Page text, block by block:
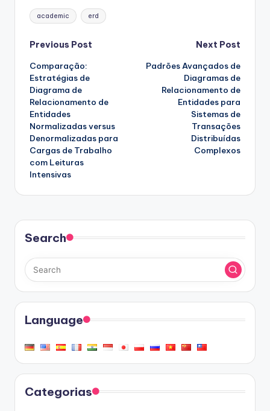
Tags:
academic erd
Post
navigation
Previous Post
Comparação:
Estratégias de
Diagrama de
Relacionamento de
Entidades
Normalizadas versus
Denormalizadas para
Cargas de Trabalho
com Leituras
Intensivas
Next Post
Padrões Avançados de
Diagramas de
Relacionamento de
Entidades para
Sistemas de
Transações
Distribuídas
Complexos
Search
Language
Categorias